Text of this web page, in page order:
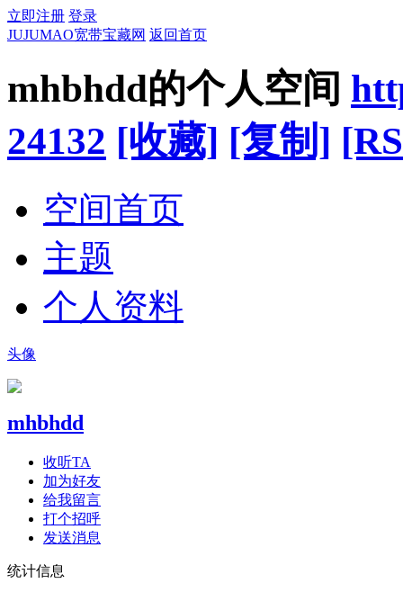
立即注册 登录
JUJUMAO宽带宝藏网 返回首页
mhbhdd的个人空间
24132 [收藏] [复制]
空间首页
主题
个人资料
头像
mhbhdd
收听TA
加为好友
给我留言
打个招呼
发送消息
统计信息